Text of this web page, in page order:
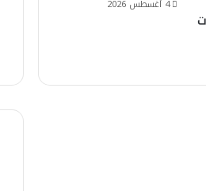
4 أغسطس 2026